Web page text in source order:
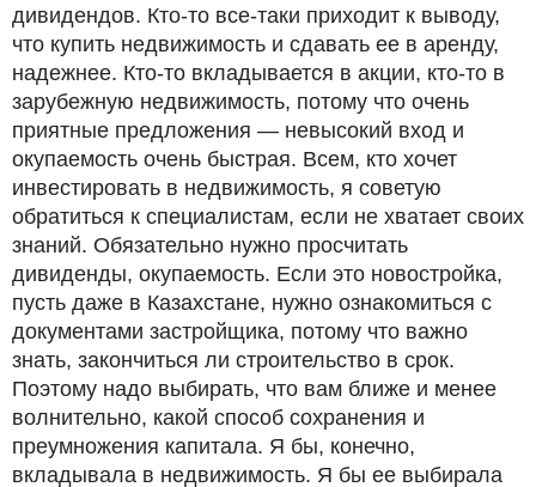
дивидендов. Кто-то все-таки приходит к выводу,
что купить недвижимость и сдавать ее в аренду,
надежнее. Кто-то вкладывается в акции, кто-то в
зарубежную недвижимость, потому что очень
приятные предложения — невысокий вход и
окупаемость очень быстрая. Всем, кто хочет
инвестировать в недвижимость, я советую
обратиться к специалистам, если не хватает своих
знаний. Обязательно нужно просчитать
дивиденды, окупаемость. Если это новостройка,
пусть даже в Казахстане, нужно ознакомиться с
документами застройщика, потому что важно
знать, закончиться ли строительство в срок.
Поэтому надо выбирать, что вам ближе и менее
волнительно, какой способ сохранения и
преумножения капитала. Я бы, конечно,
вкладывала в недвижимость. Я бы ее выбирала